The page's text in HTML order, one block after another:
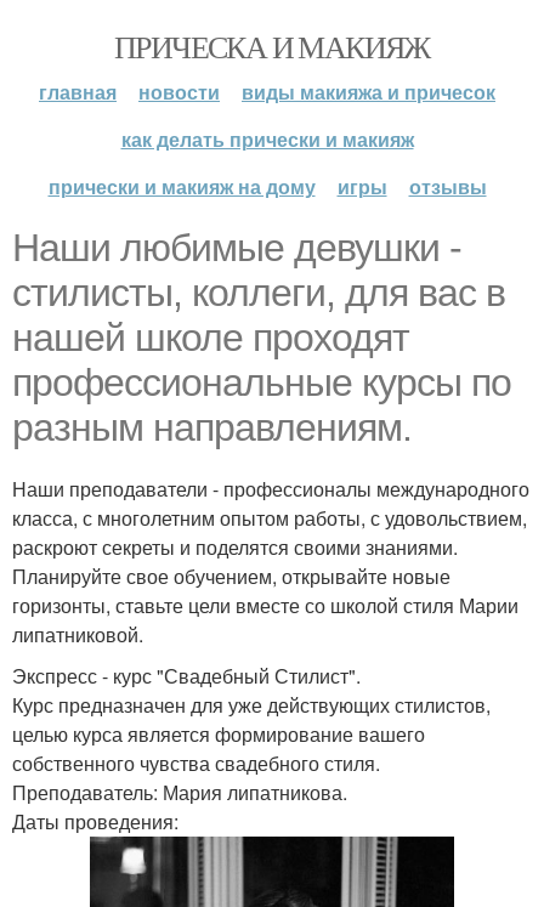
ПРИЧЕСКА И МАКИЯЖ
главная новости
виды макияжа и причесок
как делать прически и макияж
прически и макияж на дому
игры отзывы
Наши любимые девушки -
стилисты, коллеги, для вас в
нашей школе проходят
профессиональные курсы по
разным направлениям.
Наши преподаватели - профессионалы международного
класса, с многолетним опытом работы, с удовольствием,
раскроют секреты и поделятся своими знаниями.
Планируйте свое обучением, открывайте новые
горизонты, ставьте цели вместе со школой стиля Марии
липатниковой.
Экспресс - курс "Свадебный Стилист".
Курс предназначен для уже действующих стилистов,
целью курса является формирование вашего
собственного чувства свадебного стиля.
Преподаватель: Мария липатникова.
Даты проведения: